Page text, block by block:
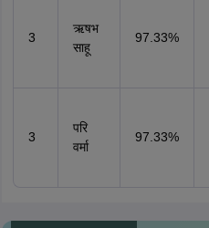
3
ऋषभ
साहू
97.33%
3
परि
वर्मा
97.33%